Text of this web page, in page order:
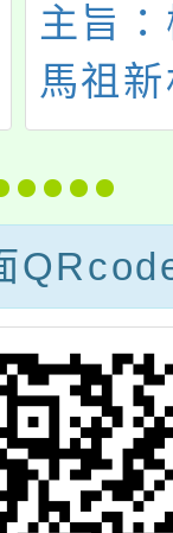
「一
蔬菜
行（
產地